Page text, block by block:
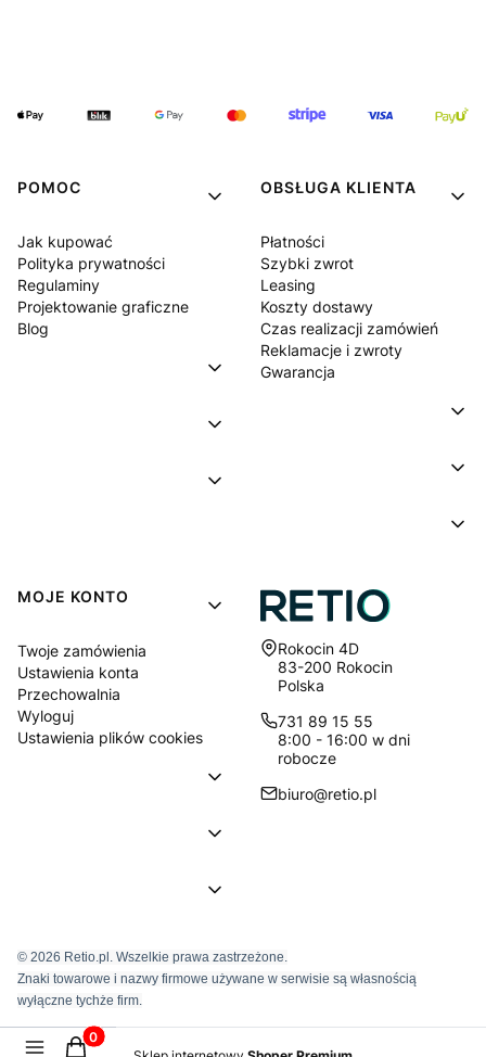
POMOC
Jak kupować
Polityka prywatności
Regulaminy
Projektowanie graficzne
Blog
OBSŁUGA KLIENTA
Płatności
Szybki zwrot
Leasing
Koszty dostawy
Czas realizacji zamówień
Reklamacje i zwroty
Gwarancja
MOJE KONTO
Twoje zamówienia
Ustawienia konta
Przechowalnia
Wyloguj
Ustawienia plików cookies
Adres:
Rokocin 4D
83-200 Rokocin
Polska
731 89 15 55
8:00 - 16:00 w dni
robocze
biuro@retio.pl
© 2026 Retio.pl. Wszelkie prawa zastrzeżone.
Znaki towarowe i nazwy firmowe używane w serwisie są własnością
wyłączne tychże firm.
Produkty w koszyku: 0. Zobacz szczegóły